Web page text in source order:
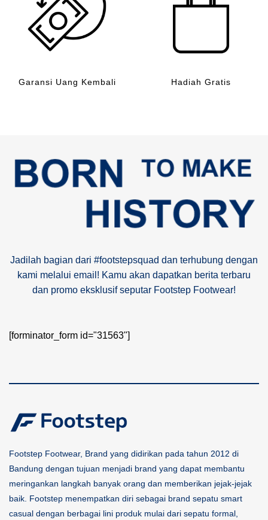
Garansi Uang Kembali Hadiah Gratis
Jadilah bagian dari #footstepsquad dan terhubung dengan
kami melalui email! Kamu akan dapatkan berita terbaru
dan promo eksklusif seputar Footstep Footwear!
[forminator_form id="31563"]
Footstep Footwear, Brand yang didirikan pada tahun 2012 di
Bandung dengan tujuan menjadi brand yang dapat membantu
meringankan langkah banyak orang dan memberikan jejak-jejak
baik. Footstep menempatkan diri sebagai brand sepatu smart
casual dengan berbagai lini produk mulai dari sepatu formal,